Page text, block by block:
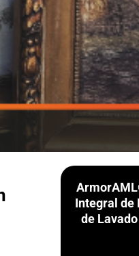
Integral de
de